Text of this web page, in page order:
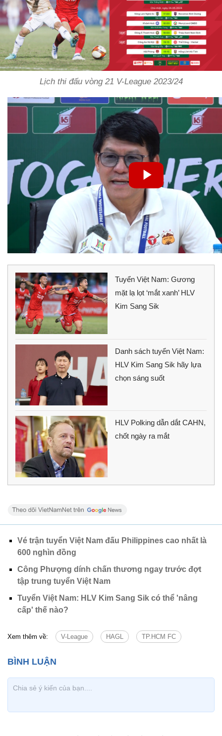
Lịch thi đấu vòng 21 V-League 2023/24
Tuyển Việt Nam: Gương
mặt lạ lọt ‘mắt xanh’ HLV
Kim Sang Sik
Danh sách tuyển Việt Nam:
HLV Kim Sang Sik hãy lựa
chọn sáng suốt
HLV Polking dẫn dắt CAHN,
chốt ngày ra mắt
Vé trận tuyển Việt Nam đấu Philippines cao nhất là
600 nghìn đồng
Công Phượng dính chấn thương ngay trước đợt
tập trung tuyển Việt Nam
Tuyển Việt Nam: HLV Kim Sang Sik có thể 'nâng
cấp' thế nào?
Xem thêm về: V-League HAGL TP.HCM FC